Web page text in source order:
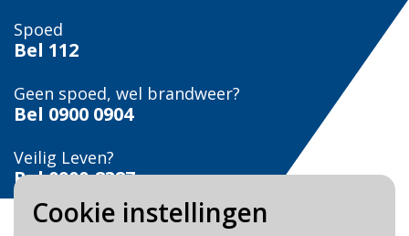
Cookie instellingen
Spoed
Bel 112
Geen spoed, wel brandweer?
Bel 0900 0904
Veilig Leven?
Bel 0900-8387